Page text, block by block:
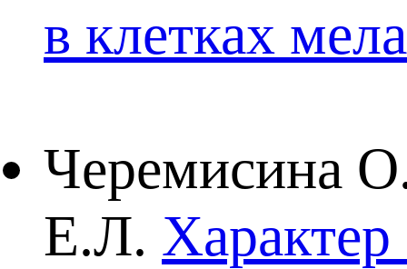
в клетках
Черемисина
Е.Л.